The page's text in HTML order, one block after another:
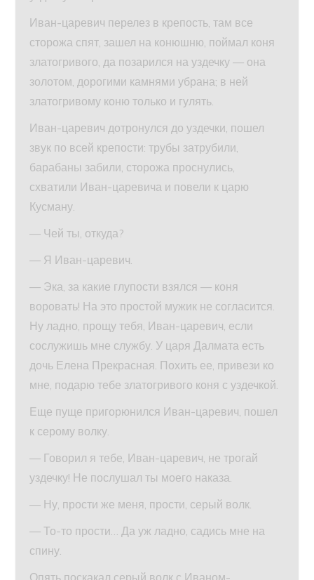
Иван-царевич перелез в крепость, там все
сторожа спят, зашел на конюшню, поймал коня
златогривого, да позарился на уздечку — она
золотом, дорогими камнями убрана; в ней
златогривому коню только и гулять.
Иван-царевич дотронулся до уздечки, пошел
звук по всей крепости: трубы затрубили,
барабаны забили, сторожа проснулись,
схватили Иван-царевича и повели к царю
Кусману.
— Чей ты, откуда?
— Я Иван-царевич.
— Эка, за какие глупости взялся — коня
воровать! На это простой мужик не согласится.
Ну ладно, прощу тебя, Иван-царевич, если
сослужишь мне службу. У царя Далмата есть
дочь Елена Прекрасная. Похить ее, привези ко
мне, подарю тебе златогривого коня с уздечкой.
Еще пуще пригорюнился Иван-царевич, пошел
к серому волку.
— Говорил я тебе, Иван-царевич, не трогай
уздечку! Не послушал ты моего наказа.
— Ну, прости же меня, прости, серый волк.
— То-то прости… Да уж ладно, садись мне на
спину.